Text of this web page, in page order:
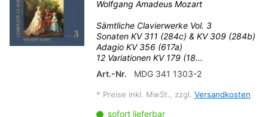
Wolfgang Amadeus Mozart
Sämtliche Clavierwerke Vol. 3
Sonaten KV 311 (284c) & KV 309 (284b)
Adagio KV 356 (617a)
12 Variationen KV 179 (18...
Art.-Nr.
MDG 341 1303-2
* Preise inkl. MwSt., zzgl. Versandkosten
sofort lieferbar